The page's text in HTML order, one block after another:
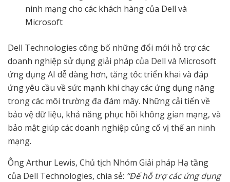
ninh mạng cho các khách hàng của Dell và
Microsoft
Dell Technologies công bố những đổi mới hỗ trợ các
doanh nghiệp sử dụng giải pháp của Dell và Microsoft
ứng dụng AI dễ dàng hơn, tăng tốc triển khai và đáp
ứng yêu cầu về sức mạnh khi chạy các ứng dụng nặng
trong các môi trường đa đám mây. Những cải tiến về
bảo vệ dữ liệu, khả năng phục hồi không gian mạng, và
bảo mật giúp các doanh nghiệp củng cố vị thế an ninh
mạng.
Ông Arthur Lewis, Chủ tịch Nhóm Giải pháp Hạ tầng
của Dell Technologies, chia sẻ: “Để hỗ trợ các ứng dụng